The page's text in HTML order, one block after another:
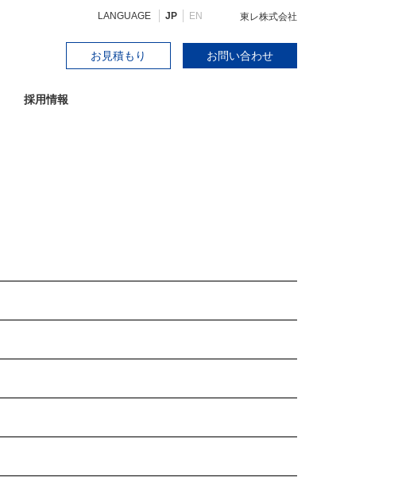
LANGUAGE JP EN 東レ株式会社
お見積もり お問い合わせ
採用情報